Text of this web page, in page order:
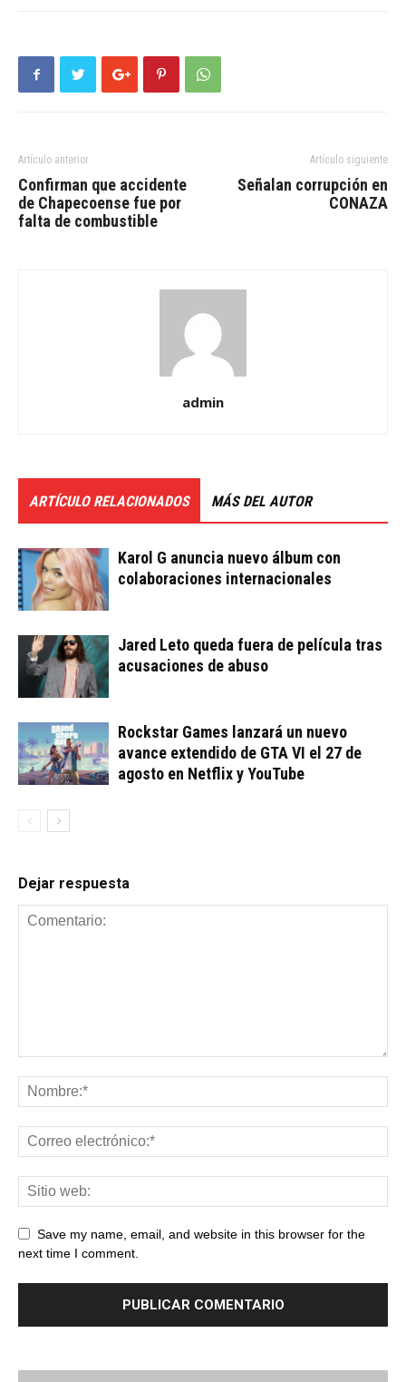
Artículo anterior
Confirman que accidente
de Chapecoense fue por
falta de combustible
Artículo siguiente
Señalan corrupción en
CONAZA
admin
ARTÍCULO RELACIONADOS MÁS DEL AUTOR
Karol G anuncia nuevo álbum con
colaboraciones internacionales
Jared Leto queda fuera de película tras
acusaciones de abuso
Rockstar Games lanzará un nuevo
avance extendido de GTA VI el 27 de
agosto en Netflix y YouTube
Dejar respuesta
Save my name, email, and website in this browser for the
next time I comment.